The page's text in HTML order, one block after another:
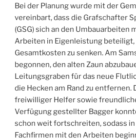
Bei der Planung wurde mit der
vereinbart, dass die Grafschafter
(GSG) sich an den Umbauarbeiten
Arbeiten in Eigenleistung beteiligt,
Gesamtkosten zu senken. Am
begonnen, den alten Zaun
Leitungsgraben für das neue
die Hecken am Rand zu entfernen.
freiwilliger Helfer sowie
Verfügung gestellter Bagger
schon weit fortschreiten, sodass in
Fachfirmen mit den Arbeiten